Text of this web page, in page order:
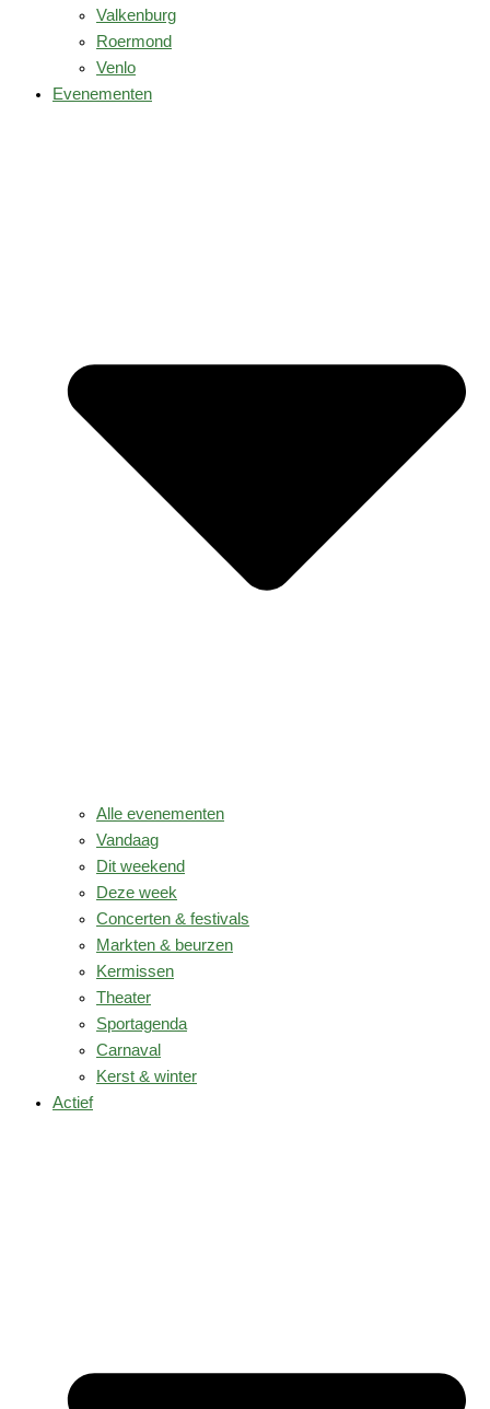
Valkenburg
Roermond
Venlo
Evenementen
Alle evenementen
Vandaag
Dit weekend
Deze week
Concerten & festivals
Markten & beurzen
Kermissen
Theater
Sportagenda
Carnaval
Kerst & winter
Actief